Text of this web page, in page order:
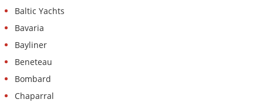
Baltic Yachts
Bavaria
Bayliner
Beneteau
Bombard
Chaparral